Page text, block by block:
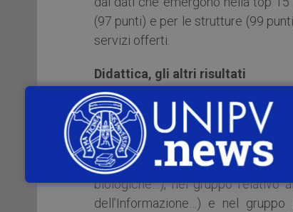
(97 punti) e per le strutture (99
servizi offerti.
Didattica, gli altri risultati
L’Università di Pavia si attesta
(Scienze Politiche e delle Relazioni
Scienze della Comunicazione,
Odontoiatria e Protesi dentaria,
biologiche…), nel gruppo relativo
dell’Informazione…) e nel